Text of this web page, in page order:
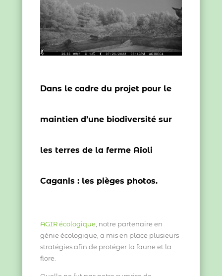
Dans le cadre du projet pour le
maintien d’une biodiversité sur
les terres de la ferme Aïoli
Caganis : les pièges photos.
AGIR écologique, notre partenaire en
génie écologique, a mis en place plusieurs
stratégies afin de protéger la faune et la
flore.